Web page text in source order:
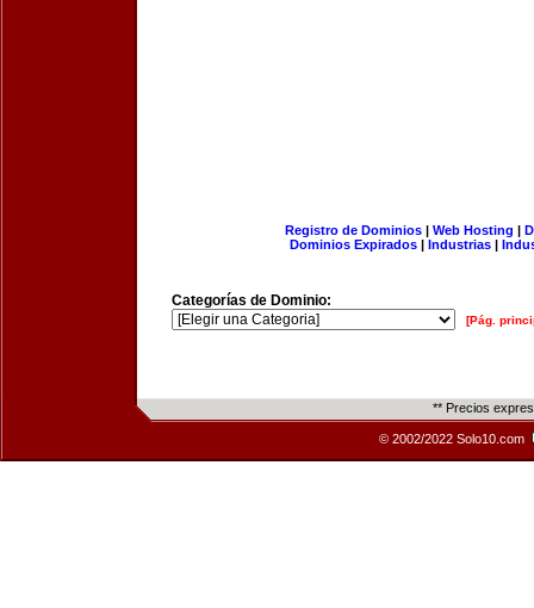
Registro de Dominios| Web Hosting |
Dominios Expirados | Industrias |
Categorías de Dominio:
[Pág.
** Precios
© 2002/2022 Solo10.com